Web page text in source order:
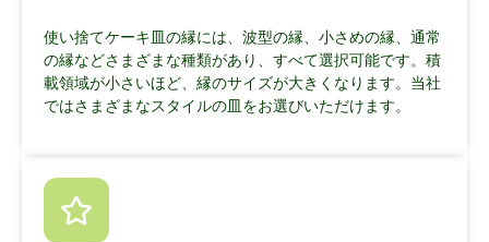
使い捨てケーキ皿の縁には、波型の縁、小さめの縁、通常
の縁などさまざまな種類があり、すべて選択可能です。積
載領域が小さいほど、縁のサイズが大きくなります。当社
ではさまざまなスタイルの皿をお選びいただけます。